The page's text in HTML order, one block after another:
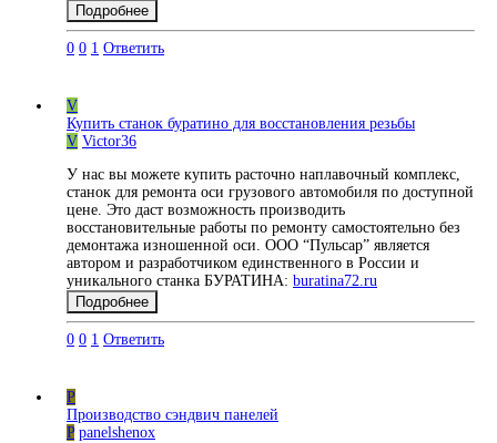
Подробнее
0 0 1 Ответить
V
Купить станок буратино для восстановления резьбы
V Victor36
У нас вы можете купить расточно наплавочный комплекс,
станок для ремонта оси грузового автомобиля по доступной
цене. Это даст возможность производить
восстановительные работы по ремонту самостоятельно без
демонтажа изношенной оси. ООО “Пульсар” является
автором и разработчиком единственного в России и
уникального станка БУРАТИНА: buratina72.ru
Подробнее
0 0 1 Ответить
P
Производство сэндвич панелей
P panelshenox